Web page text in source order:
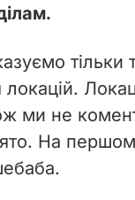
локацій.
ми не
На